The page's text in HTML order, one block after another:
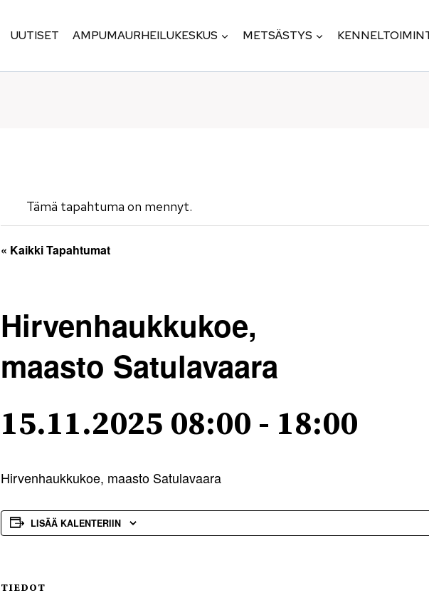
UUTISET AMPUMAURHEILUKESKUS METSÄSTYS
Tämä tapahtuma on mennyt.
« Kaikki Tapahtumat
Hirvenhaukkukoe,
maasto Satulavaara
15.11.2025 08:00 - 18:00
Hirvenhaukkukoe, maasto Satulavaara
LISÄÄ KALENTERIIN
TIEDOT